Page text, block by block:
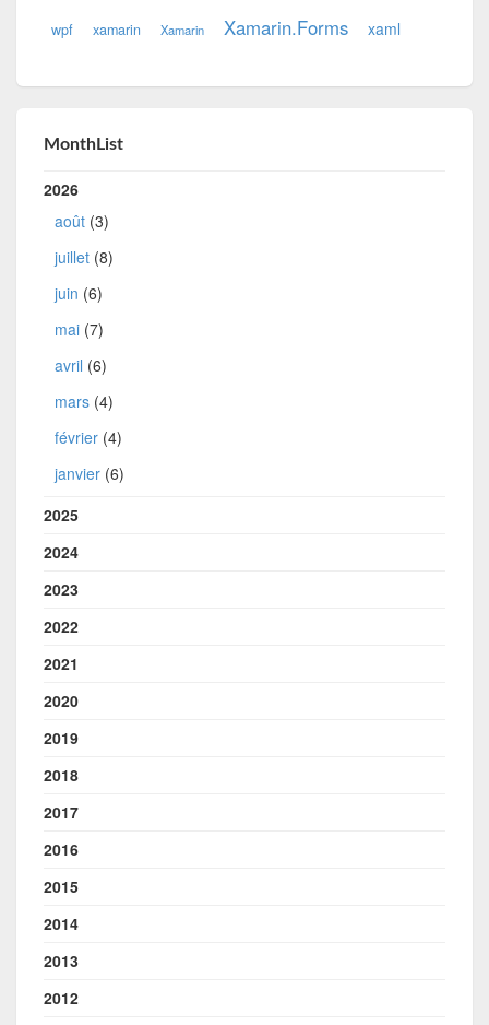
wpf xamarin Xamarin Xamarin.Forms xaml
MonthList
2026
août (3)
juillet (8)
juin (6)
mai (7)
avril (6)
mars (4)
février (4)
janvier (6)
2025
2024
2023
2022
2021
2020
2019
2018
2017
2016
2015
2014
2013
2012